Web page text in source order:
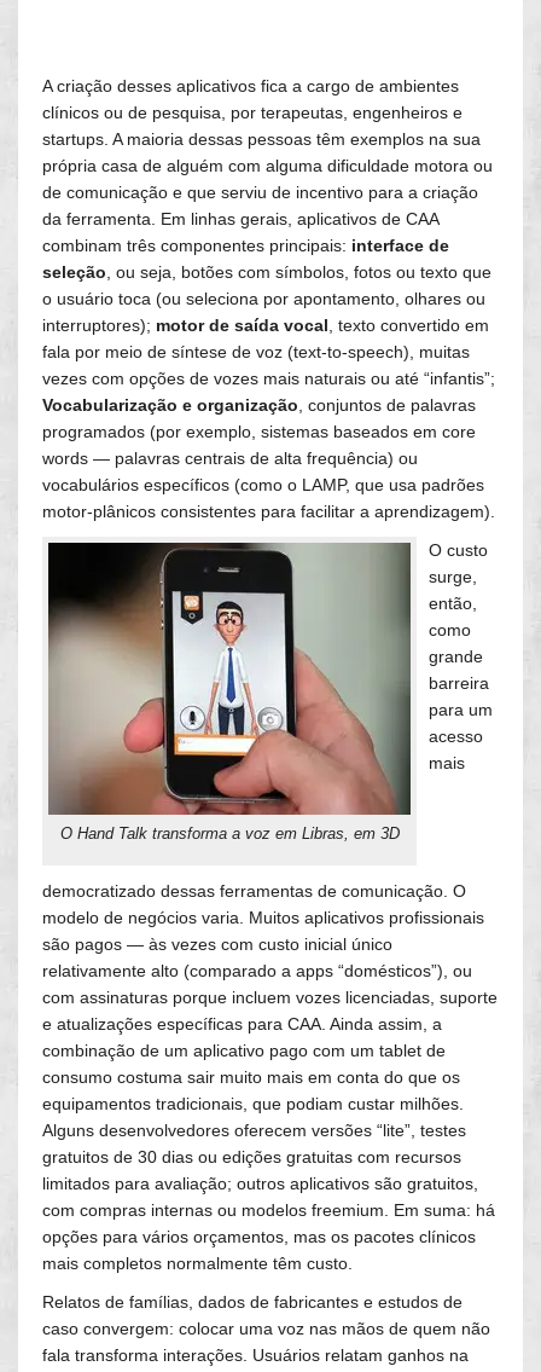
A criação desses aplicativos fica a cargo de ambientes
clínicos ou de pesquisa, por terapeutas, engenheiros e
startups. A maioria dessas pessoas têm exemplos na sua
própria casa de alguém com alguma dificuldade motora ou
de comunicação e que serviu de incentivo para a criação
da ferramenta. Em linhas gerais, aplicativos de CAA
combinam três componentes principais: interface de
seleção , ou seja, botões com símbolos, fotos ou texto que
o usuário toca (ou seleciona por apontamento, olhares ou
interruptores); motor de saída vocal , texto convertido em
fala por meio de síntese de voz (text-to-speech), muitas
vezes com opções de vozes mais naturais ou até “infantis”;
Vocabularização e organização , conjuntos de palavras
programados (por exemplo, sistemas baseados em core
words — palavras centrais de alta frequência) ou
vocabulários específicos (como o LAMP, que usa padrões
motor-plânicos consistentes para facilitar a aprendizagem).
O Hand Talk transforma a voz em Libras, em 3D
O custo
surge,
então,
como
grande
barreira
para um
acesso
mais
democratizado dessas ferramentas de comunicação. O
modelo de negócios varia. Muitos aplicativos profissionais
são pagos — às vezes com custo inicial único
relativamente alto (comparado a apps “domésticos”), ou
com assinaturas porque incluem vozes licenciadas, suporte
e atualizações específicas para CAA. Ainda assim, a
combinação de um aplicativo pago com um tablet de
consumo costuma sair muito mais em conta do que os
equipamentos tradicionais, que podiam custar milhões.
Alguns desenvolvedores oferecem versões “lite”, testes
gratuitos de 30 dias ou edições gratuitas com recursos
limitados para avaliação; outros aplicativos são gratuitos,
com compras internas ou modelos freemium. Em suma: há
opções para vários orçamentos, mas os pacotes clínicos
mais completos normalmente têm custo.
Relatos de famílias, dados de fabricantes e estudos de
caso convergem: colocar uma voz nas mãos de quem não
fala transforma interações. Usuários relatam ganhos na